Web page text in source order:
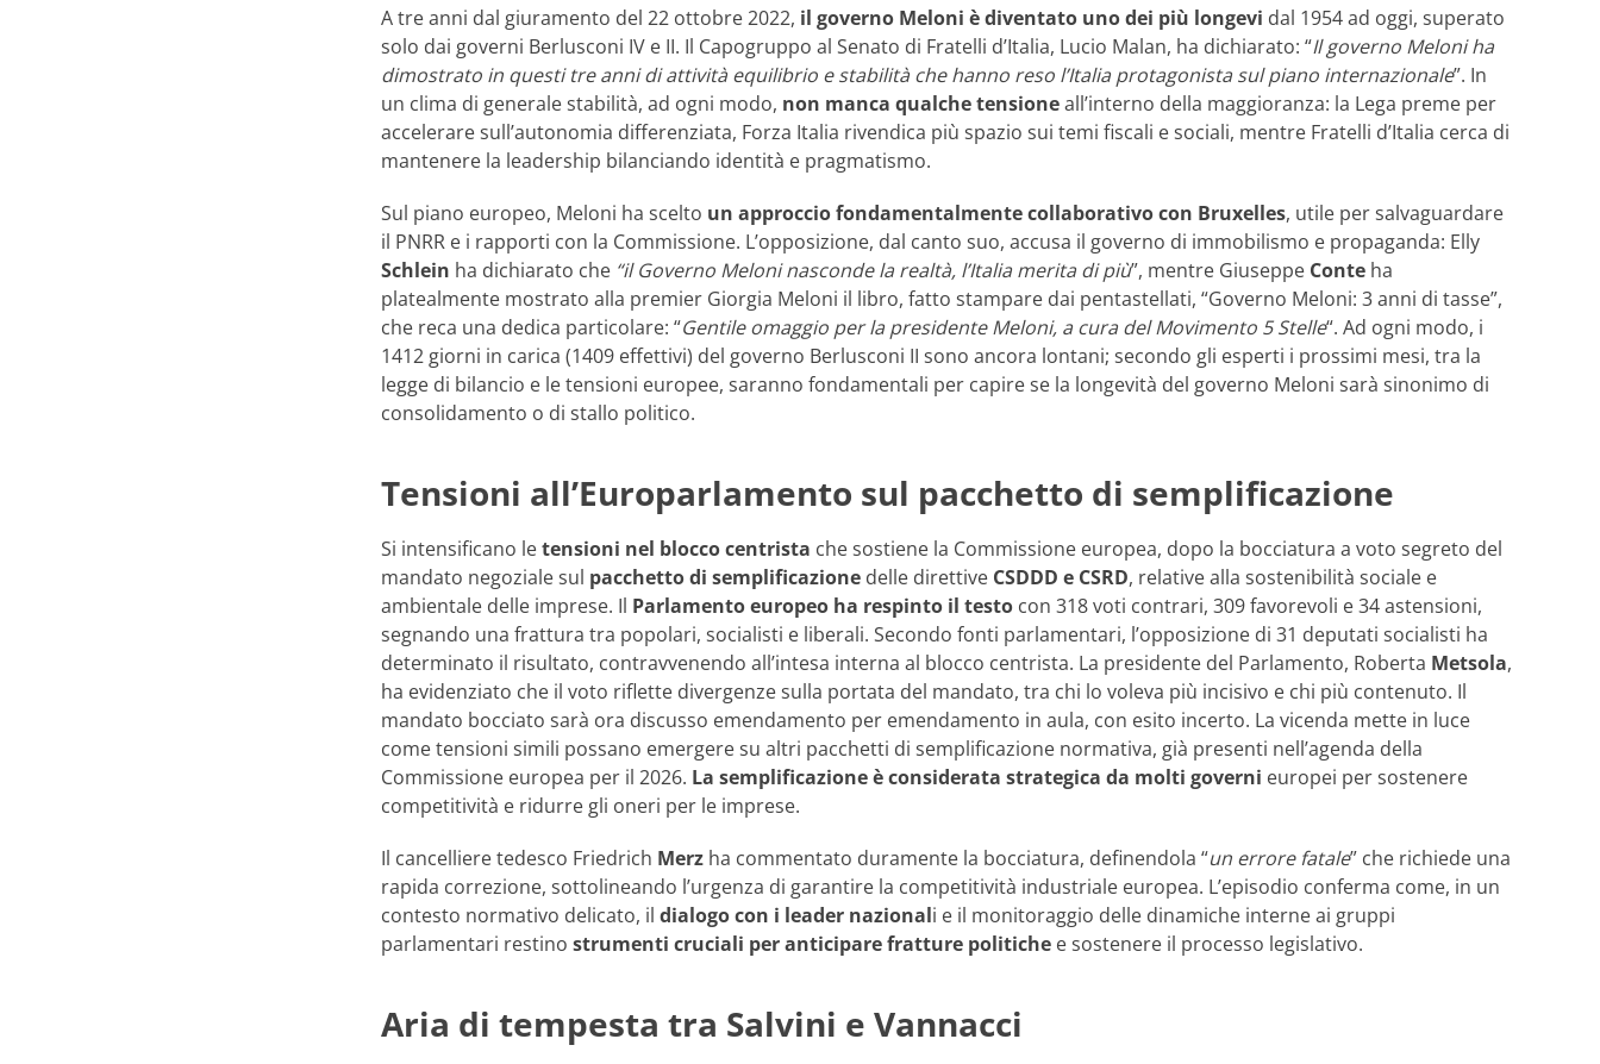
A tre anni dal giuramento del 22 ottobre 2022, il governo Meloni è diventato uno dei più longevi dal 1954 ad oggi, superato
solo dai governi Berlusconi IV e II. Il Capogruppo al Senato di Fratelli d’Italia, Lucio Malan, ha dichiarato: “Il governo Meloni ha
dimostrato in questi tre anni di attività equilibrio e stabilità che hanno reso l’Italia protagonista sul piano internazionale”. In
un clima di generale stabilità, ad ogni modo, non manca qualche tensioneall’interno della maggioranza: la Lega preme per
accelerare sull’autonomia differenziata, Forza Italia rivendica più spazio sui temi fiscali e sociali, mentre Fratelli d’Italia cerca di
mantenere la leadership bilanciando identità e pragmatismo.
Sul piano europeo, Meloni ha scelto un approccio fondamentalmente collaborativo con Bruxelles, utile per salvaguardare
il PNRR e i rapporti con la Commissione. L’opposizione, dal canto suo, accusa il governo di immobilismo e propaganda: Elly
Schlein ha dichiarato che “il Governo Meloni nasconde la realtà, l’Italia merita di più”, mentre Giuseppe Conte ha
platealmente mostrato alla premier Giorgia Meloni il libro, fatto stampare dai pentastellati, “Governo Meloni: 3 anni di tasse”,
che reca una dedica particolare: “Gentile omaggio per la presidente Meloni, a cura del Movimento 5 Stelle“. Ad ogni modo, i
1412 giorni in carica (1409 effettivi) del governo Berlusconi II sono ancora lontani; secondo gli esperti i prossimi mesi, tra la
legge di bilancio e le tensioni europee, saranno fondamentali per capire se la longevità del governo Meloni sarà sinonimo di
consolidamento o di stallo politico.
Tensioni all’Europarlamento sul pacchetto di semplificazione
Si intensificano letensioni nel blocco centrista che sostiene la Commissione europea, dopo la bocciatura a voto segreto del
mandato negoziale sul pacchetto di semplificazione delle direttive CSDDD e CSRD, relative alla sostenibilità sociale e
ambientale delle imprese. Il Parlamento europeo ha respinto il testo con 318 voti contrari, 309 favorevoli e 34 astensioni,
segnando una frattura tra popolari, socialisti e liberali. Secondo fonti parlamentari, l’opposizione di 31 deputati socialisti ha
determinato il risultato, contravvenendo all’intesa interna al blocco centrista. La presidente del Parlamento, Roberta Metsola,
ha evidenziato che il voto riflette divergenze sulla portata del mandato, tra chi lo voleva più incisivo e chi più contenuto. Il
mandato bocciato sarà ora discusso emendamento per emendamento in aula, con esito incerto. La vicenda mette in luce
come tensioni simili possano emergere su altri pacchetti di semplificazione normativa, già presenti nell’agenda della
Commissione europea per il 2026. La semplificazione è considerata strategica da molti governi europei per sostenere
competitività e ridurre gli oneri per le imprese.
Il cancelliere tedesco Friedrich Merz ha commentato duramente la bocciatura, definendola “un errore fatale” che richiede una
rapida correzione, sottolineando l’urgenza di garantire la competitività industriale europea. L’episodio conferma come, in un
contesto normativo delicato, il dialogo con i leader nazionali e il monitoraggio delle dinamiche interne ai gruppi
parlamentari restino strumenti cruciali per anticipare fratture politiche e sostenere il processo legislativo.
Aria di tempesta tra Salvini e Vannacci